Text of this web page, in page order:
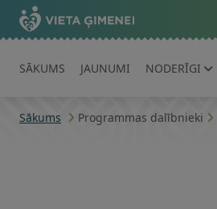
SĀKUMS JAUNUMI NODERĪGI
Sākums Programmas dalībnieki